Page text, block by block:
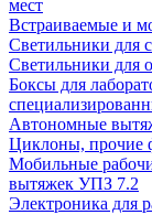
мест
Встраиваемые и
Светильники
Светильники для
Боксы для
Автономные
Циклоны, прочие
Мобильные
вытяжек УПЗ 7.2
Электроника для